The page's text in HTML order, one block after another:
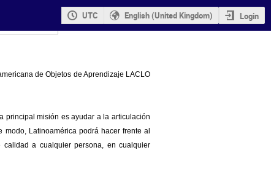
UTC English (United Kingdom) Login
de Objetos de Aprendizaje LACLO
principal misión es ayudar a la articulación
Latinoamérica podrá hacer frente al
a cualquier persona, en cualquier